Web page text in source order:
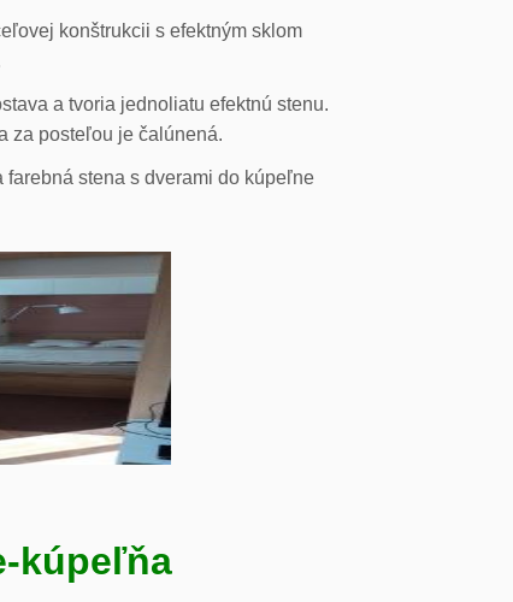
konštrukcii s efektným sklom
a tvoria jednoliatu efektnú stenu.
za posteľou je čalúnená.
stena s dverami do kúpeľne
kúpeľňa